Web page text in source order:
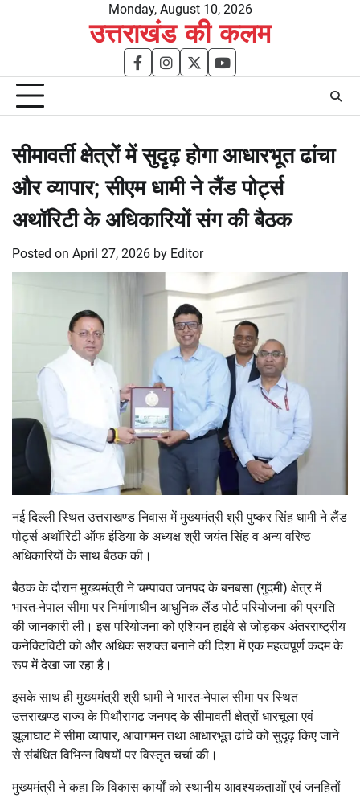
Monday, August 10, 2026
उत्तराखंड की कलम
facebookinstagram
twitteryoutube
सीमावर्ती क्षेत्रों में सुदृढ़ होगा आधारभूत ढांचा
और व्यापार; सीएम धामी ने लैंड पोर्ट्स
अथॉरिटी के अधिकारियों संग की बैठक
Posted on April 27, 2026 by Editor
नई दिल्ली स्थित उत्तराखण्ड निवास में मुख्यमंत्री श्री पुष्कर सिंह धामी ने लैंड
पोर्ट्स अथॉरिटी ऑफ इंडिया के अध्यक्ष श्री जयंत सिंह व अन्य वरिष्ठ
अधिकारियों के साथ बैठक की।
बैठक के दौरान मुख्यमंत्री ने चम्पावत जनपद के बनबसा (गुदमी) क्षेत्र में
भारत-नेपाल सीमा पर निर्माणाधीन आधुनिक लैंड पोर्ट परियोजना की प्रगति
की जानकारी ली। इस परियोजना को एशियन हाईवे से जोड़कर अंतरराष्ट्रीय
कनेक्टिविटी को और अधिक सशक्त बनाने की दिशा में एक महत्वपूर्ण कदम के
रूप में देखा जा रहा है।
इसके साथ ही मुख्यमंत्री श्री धामी ने भारत-नेपाल सीमा पर स्थित
उत्तराखण्ड राज्य के पिथौरागढ़ जनपद के सीमावर्ती क्षेत्रों धारचूला एवं
झूलाघाट में सीमा व्यापार, आवागमन तथा आधारभूत ढांचे को सुदृढ़ किए जाने
से संबंधित विभिन्न विषयों पर विस्तृत चर्चा की।
मुख्यमंत्री ने कहा कि विकास कार्यों को स्थानीय आवश्यकताओं एवं जनहितों